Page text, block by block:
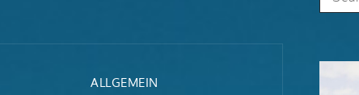
ALLGEMEIN
for: